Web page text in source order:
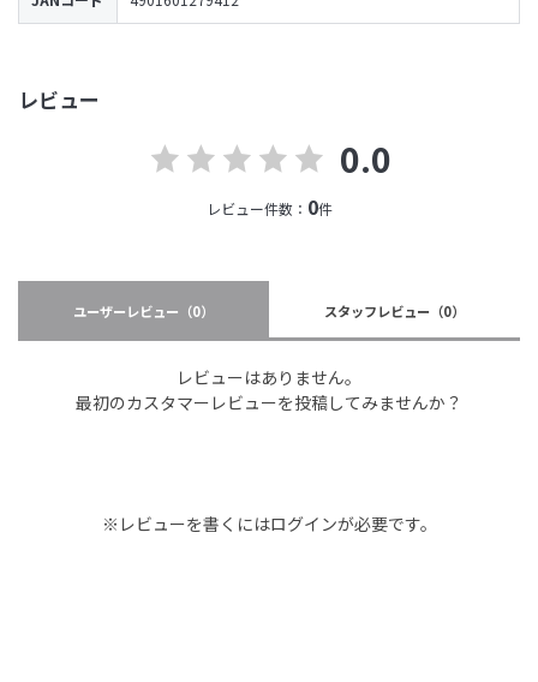
レビュー
0.0
レビュー件数： 0件
ユーザーレビュー （0） スタッフレビュー （0）
レビューはありません。
最初のカスタマーレビューを投稿してみませんか？
※レビューを書くにはログインが必要です。